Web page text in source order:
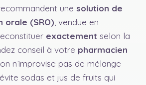
unesolution de
orale (SRO) , vendue en
exactement selon la
conseil à votre pharmacien
n’improvise pas de mélange
sodas et jus de fruits qui